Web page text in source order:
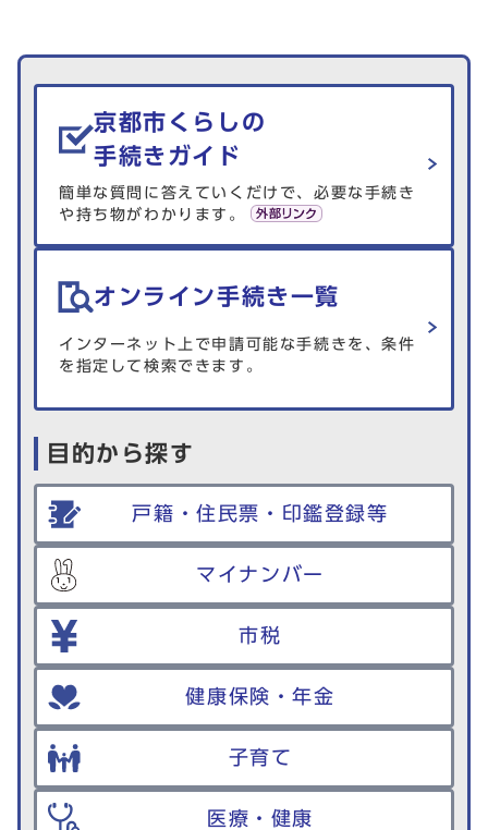
生活情報を探す
京都市くらしの
手続きガイド
簡単な質問に答えていくだけで、必要な手続き
や持ち物がわかります。
オンライン手続き一覧
インターネット上で申請可能な手続きを、条件
を指定して検索できます。
目的から探す
戸籍・住民票・印鑑登録等
マイナンバー
市税
健康保険・年金
子育て
医療・健康